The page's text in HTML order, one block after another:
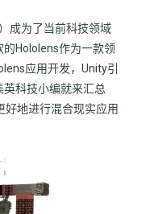
成为了当前科技领域
Hololens作为一款领
应用开发，Unity引
科技小编就来汇总
好地进行混合现实应用